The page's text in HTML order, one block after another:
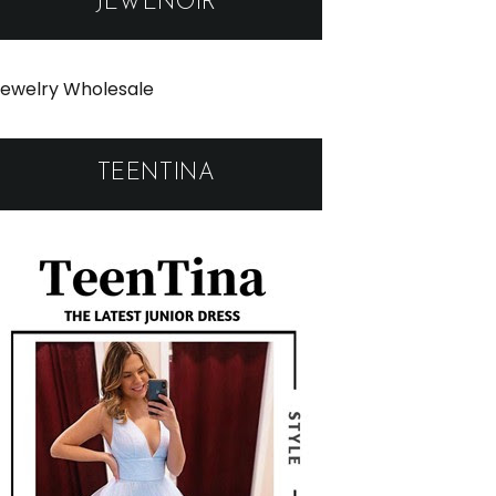
Wholesale
TEENTINA